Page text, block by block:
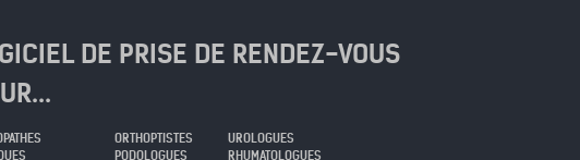
DE PRISE DE RENDEZ-VOUS
ORTHOPTISTES
PODOLOGUES
UROLOGUES
RHUMATOLOGUES